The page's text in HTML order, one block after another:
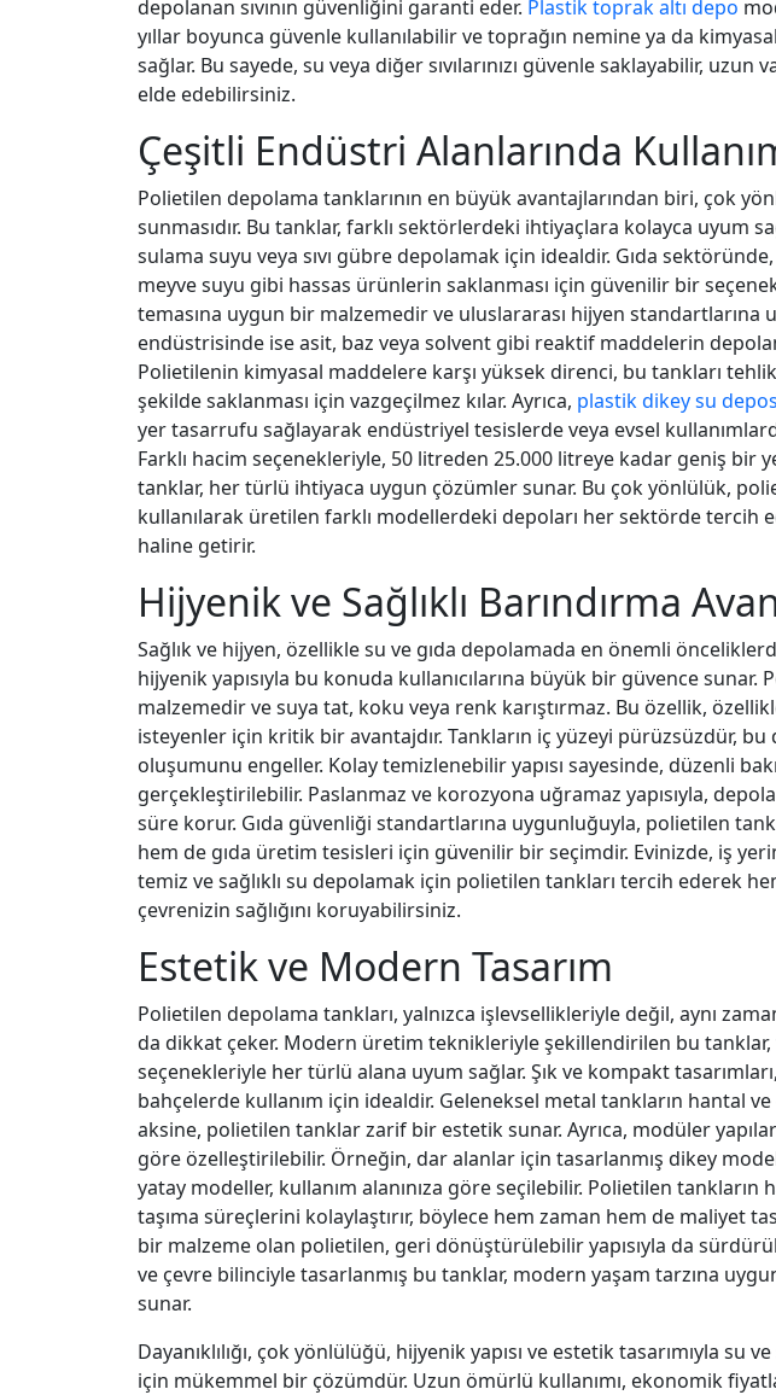
depolanan sıvının güvenliğini garanti eder. Plastik toprak altı depo
yıllar boyunca güvenle kullanılabilir ve toprağın nemine ya da
sağlar. Bu sayede, su veya diğer sıvılarınızı güvenle saklayabilir,
elde edebilirsiniz.
Çeşitli Endüstri Alanlarında
Polietilen depolama tanklarının en büyük avantajlarından biri, çok
sunmasıdır. Bu tanklar, farklı sektörlerdeki ihtiyaçlara kolayca uyum
sulama suyu veya sıvı gübre depolamak için idealdir. Gıda
meyve suyu gibi hassas ürünlerin saklanması için güvenilir bir
temasına uygun bir malzemedir ve uluslararası hijyen standartlarına
endüstrisinde ise asit, baz veya solvent gibi reaktif maddelerin
Polietilenin kimyasal maddelere karşı yüksek direnci, bu tankları
şekilde saklanması için vazgeçilmez kılar. Ayrıca, plastik dikey su
yer tasarrufu sağlayarak endüstriyel tesislerde veya evsel
Farklı hacim seçenekleriyle, 50 litreden 25.000 litreye kadar geniş bir
tanklar, her türlü ihtiyaca uygun çözümler sunar. Bu çok yönlülük,
kullanılarak üretilen farklı modellerdeki depoları her sektörde tercih
haline getirir.
Hijyenik ve Sağlıklı Barındırma
Sağlık ve hijyen, özellikle su ve gıda depolamada en önemli
hijyenik yapısıyla bu konuda kullanıcılarına büyük bir güvence
malzemedir ve suya tat, koku veya renk karıştırmaz. Bu özellik,
isteyenler için kritik bir avantajdır. Tankların iç yüzeyi pürüzsüzdür,
oluşumunu engeller. Kolay temizlenebilir yapısı sayesinde, düzenli
gerçekleştirilebilir. Paslanmaz ve korozyona uğramaz yapısıyla,
süre korur. Gıda güvenliği standartlarına uygunluğuyla, polietilen
hem de gıda üretim tesisleri için güvenilir bir seçimdir. Evinizde, iş
temiz ve sağlıklı su depolamak için polietilen tankları tercih ederek
çevrenizin sağlığını koruyabilirsiniz.
Estetik ve Modern Tasarım
Polietilen depolama tankları, yalnızca işlevsellikleriyle değil, aynı
da dikkat çeker. Modern üretim teknikleriyle şekillendirilen bu tanklar,
seçenekleriyle her türlü alana uyum sağlar. Şık ve kompakt
bahçelerde kullanım için idealdir. Geleneksel metal tankların hantal
aksine, polietilen tanklar zarif bir estetik sunar. Ayrıca, modüler
göre özelleştirilebilir. Örneğin, dar alanlar için tasarlanmış dikey
yatay modeller, kullanım alanınıza göre seçilebilir. Polietilen tankların
taşıma süreçlerini kolaylaştırır, böylece hem zaman hem de maliyet
bir malzeme olan polietilen, geri dönüştürülebilir yapısıyla da
ve çevre bilinciyle tasarlanmış bu tanklar, modern yaşam tarzına
sunar.
Dayanıklılığı, çok yönlülüğü, hijyenik yapısı ve estetik tasarımıyla su
için mükemmel bir çözümdür. Uzun ömürlü kullanımı, ekonomik